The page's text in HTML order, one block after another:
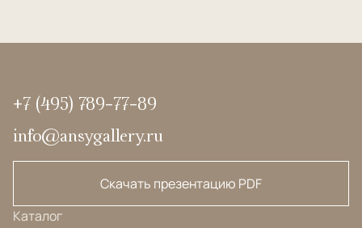
+7 (495) 789-77-89
info@ansygallery.ru
Скачать презентацию PDF
Каталог